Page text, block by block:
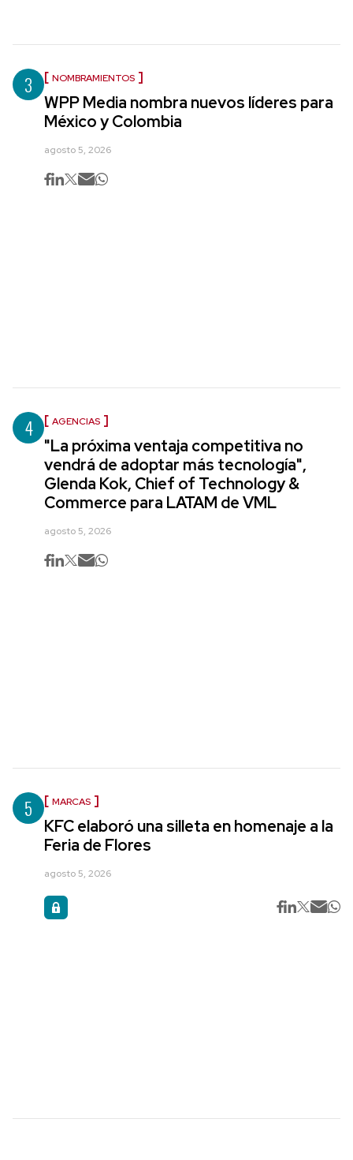
3 NOMBRAMIENTOS
WPP Media nombra nuevos líderes para
México y Colombia
agosto 5, 2026
4 AGENCIAS
"La próxima ventaja competitiva no
vendrá de adoptar más tecnología",
Glenda Kok, Chief of Technology &
Commerce para LATAM de VML
agosto 5, 2026
5 MARCAS
KFC elaboró una silleta en homenaje a la
Feria de Flores
agosto 5, 2026